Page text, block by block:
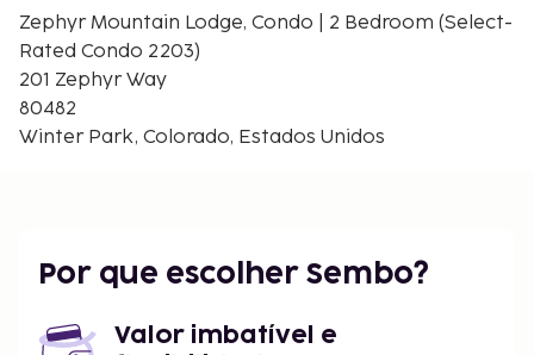
Teleférico Prospector Express - 2 km/1,2 mi
Teleférico Eskimo Express - 2 km/1,3 mi
Os aeroportos mais próximos são:
Broomfield, Colorado (BJC-Rocky Mountain
Metropolitan) - 116,8 km/72,6 mi
apartamentos para não fumadores disponibiliza
aluguer de equipamento de esqui, snowboard nas
Tarifa de estacionamento: 30 USD por dia
Zephyr Mountain Lodge, Condo | 2 Bedroom (Select-
Rated Condo 2203)
201 Zephyr Way
80482
Winter Park, Colorado, Estados Unidos
Por que escolher Sembo?
Valor imbatível e